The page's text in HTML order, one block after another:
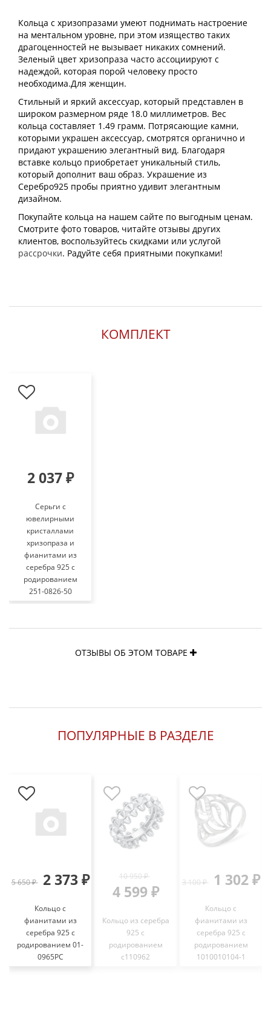
Кольца с хризопразами умеют поднимать настроение
на ментальном уровне, при этом изящество таких
драгоценностей не вызывает никаких сомнений.
Зеленый цвет хризопраза часто ассоциируют с
надеждой, которая порой человеку просто
необходима.Для женщин.
Стильный и яркий аксессуар, который представлен в
широком размерном ряде 18.0 миллиметров. Вес
кольца составляет 1.49 грамм. Потрясающие камни,
которыми украшен аксессуар, смотрятся органично и
придают украшению элегантный вид. Благодаря
вставке кольцо приобретает уникальный стиль,
который дополнит ваш образ. Украшение из
Серебро925 пробы приятно удивит элегантным
дизайном.
Покупайте кольца на нашем сайте по выгодным ценам.
Смотрите фото товаров, читайте отзывы других
клиентов, воспользуйтесь скидками или услугой
рассрочки. Радуйте себя приятными покупками!
КОМПЛЕКТ
2 037 ₽
Серьги с
ювелирными
кристаллами
хризопраза и
фианитами из
серебра 925 с
родированием
251-0826-50
ОТЗЫВЫ ОБ ЭТОМ ТОВАРЕ
ПОПУЛЯРНЫЕ В РАЗДЕЛЕ
5 650 ₽ 2 373 ₽
Кольцо с
фианитами из
серебра 925 с
родированием 01-
0965РС
10 950 ₽
4 599 ₽
Кольцо из серебра
925 с
родированием
с110962
3 100 ₽ 1 302 ₽
Кольцо с
фианитами из
серебра 925 с
родированием
1010010104-1